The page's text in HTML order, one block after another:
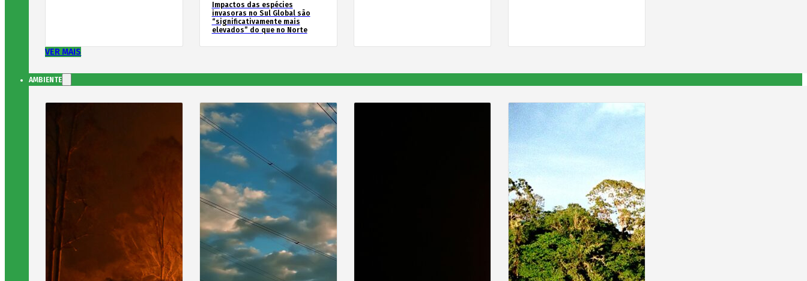
Impactos das espécies
invasoras no Sul Global são
“significativamente mais
elevados” do que no Norte
VER MAIS
AMBIENTE